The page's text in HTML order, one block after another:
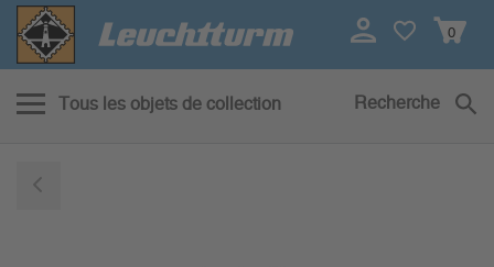
0
Tous les objets de collection Recherche